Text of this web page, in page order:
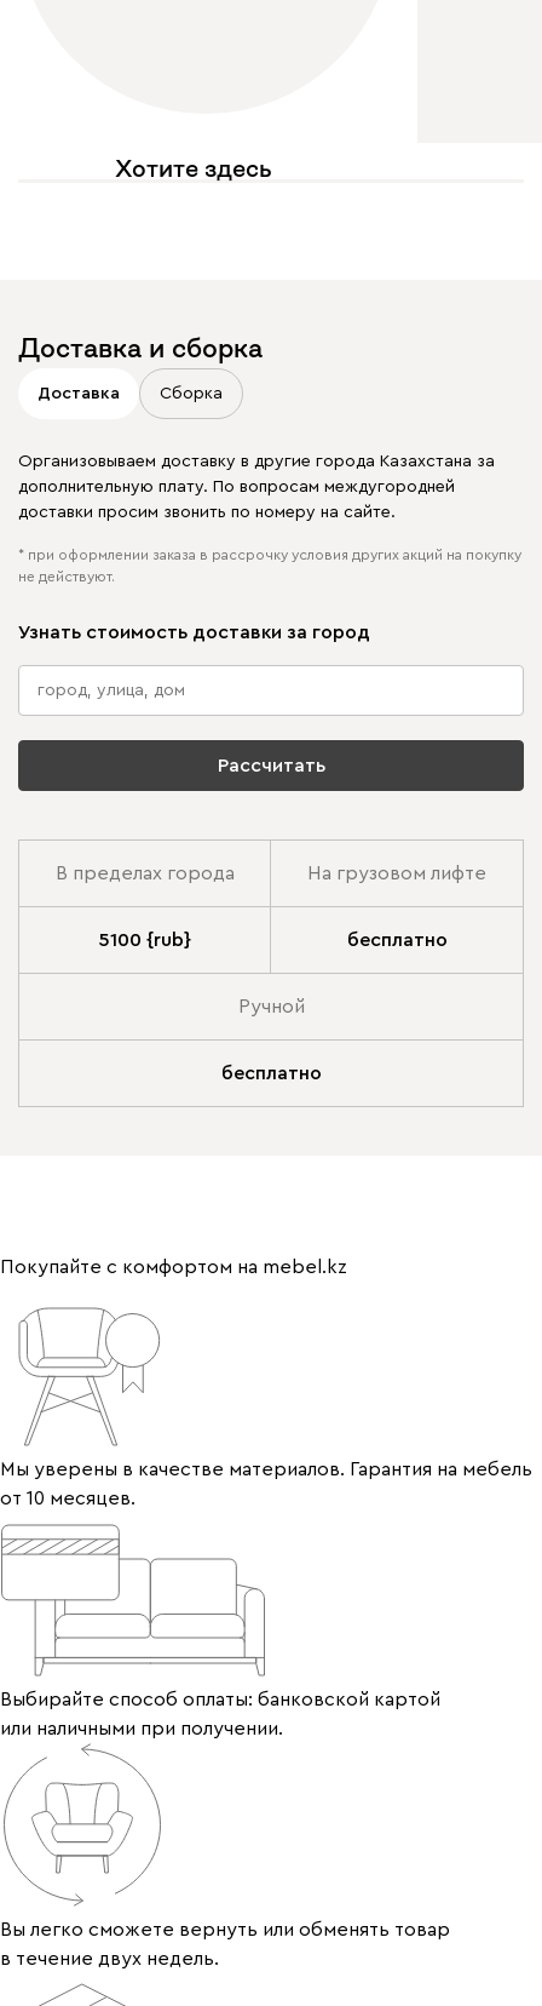
Хотите здесь
Доставка и сборка
Доставка Сборка
Организовываем доставку в другие города Казахстана за
дополнительную плату. По вопросам междугородней
доставки просим звонить по номеру на сайте.
* при оформлении заказа в рассрочку условия других акций на покупку
не действуют.
Узнать стоимость доставки за город
Рассчитать
В пределах города На грузовом лифте
5100 {rub} бесплатно
Ручной
бесплатно
Покупайте с комфортом на mebel.kz
Мы уверены в качестве материалов. Гарантия на мебель
от 10 месяцев.
Выбирайте способ оплаты: банковской картой
или наличными при получении.
Вы легко сможете вернуть или обменять товар
в течение двух недель.